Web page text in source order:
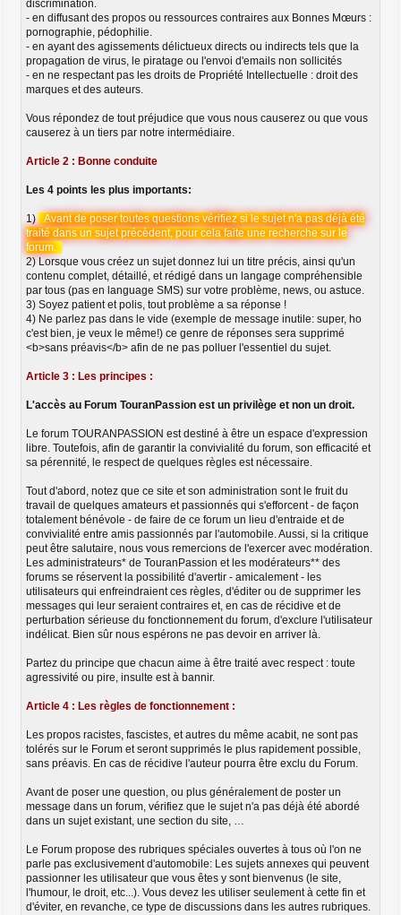
discrimination.
- en diffusant des propos ou ressources contraires aux Bonnes Mœurs :
pornographie, pédophilie.
- en ayant des agissements délictueux directs ou indirects tels que la
propagation de virus, le piratage ou l'envoi d'emails non sollicités
- en ne respectant pas les droits de Propriété Intellectuelle : droit des
marques et des auteurs.
Vous répondez de tout préjudice que vous nous causerez ou que vous
causerez à un tiers par notre intermédiaire.
Article 2 : Bonne conduite
Les 4 points les plus importants:
1)
Avant de poser toutes questions vérifiez si le sujet n'a pas déjà été
traité dans un sujet précèdent, pour cela faite une recherche sur le
forum.
2) Lorsque vous créez un sujet donnez lui un titre précis, ainsi qu'un
contenu complet, détaillé, et rédigé dans un langage compréhensible
par tous (pas en language SMS) sur votre problème, news, ou astuce.
3) Soyez patient et polis, tout problème a sa réponse !
4) Ne parlez pas dans le vide (exemple de message inutile: super, ho
c'est bien, je veux le même!) ce genre de réponses sera supprimé
<b>sans préavis</b> afin de ne pas polluer l'essentiel du sujet.
Article 3 : Les principes :
L'accès au Forum TouranPassion est un privilège et non un droit.
Le forum TOURANPASSION est destiné à être un espace d'expression
libre. Toutefois, afin de garantir la convivialité du forum, son efficacité et
sa pérennité, le respect de quelques règles est nécessaire.
Tout d'abord, notez que ce site et son administration sont le fruit du
travail de quelques amateurs et passionnés qui s'efforcent - de façon
totalement bénévole - de faire de ce forum un lieu d'entraide et de
convivialité entre amis passionnés par l'automobile. Aussi, si la critique
peut être salutaire, nous vous remercions de l'exercer avec modération.
Les administrateurs* de TouranPassion et les modérateurs** des
forums se réservent la possibilité d'avertir - amicalement - les
utilisateurs qui enfreindraient ces règles, d'éditer ou de supprimer les
messages qui leur seraient contraires et, en cas de récidive et de
perturbation sérieuse du fonctionnement du forum, d'exclure l'utilisateur
indélicat. Bien sûr nous espérons ne pas devoir en arriver là.
Partez du principe que chacun aime à être traité avec respect : toute
agressivité ou pire, insulte est à bannir.
Article 4 : Les règles de fonctionnement :
Les propos racistes, fascistes, et autres du même acabit, ne sont pas
tolérés sur le Forum et seront supprimés le plus rapidement possible,
sans préavis. En cas de récidive l'auteur pourra être exclu du Forum.
Avant de poser une question, ou plus généralement de poster un
message dans un forum, vérifiez que le sujet n'a pas déjà été abordé
dans un sujet existant, une section du site, …
Le Forum propose des rubriques spéciales ouvertes à tous où l'on ne
parle pas exclusivement d'automobile: Les sujets annexes qui peuvent
passionner les utilisateur que vous êtes y sont bienvenus (le site,
l'humour, le droit, etc...). Vous devez les utiliser seulement à cette fin et
d'éviter, en revanche, ce type de discussions dans les autres rubriques.